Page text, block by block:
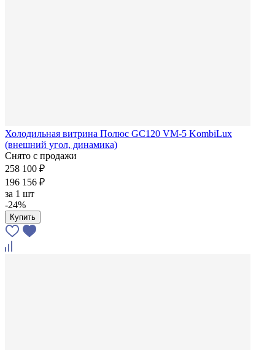
Холодильная витрина Полюс GC120 VM-5 KombiLux
(внешний угол, динамика)
Снято с продажи
258 100 ₽
196 156 ₽
за 1 шт
-24%
Купить